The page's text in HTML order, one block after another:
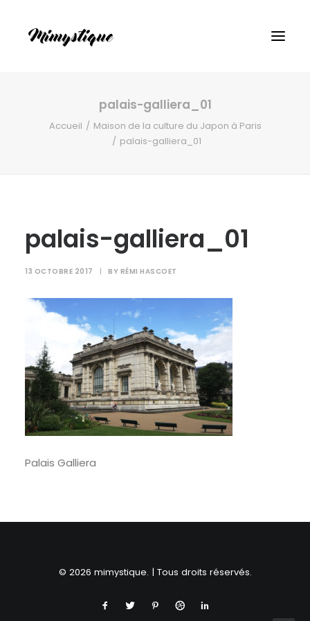
RECHERCHE
palais-galliera_01
Accueil
Maison de la culture du Japon à Paris
palais-galliera_01
palais-galliera_01
13 OCTOBRE 2017 | BY RÉMI HASCOET
Palais Galliera
© 2026 mimystique. | Tous droits réservés.